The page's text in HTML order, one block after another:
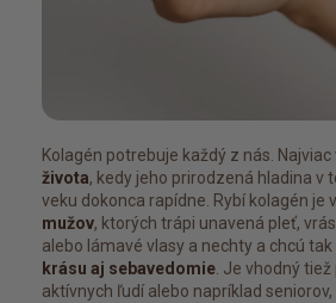
Kolagén potrebuje každý z nás. Najviac
života, kedy jeho prirodzená hladina v
veku dokonca rapídne. Rybí kolagén je
mužov, ktorých trápi unavená pleť,
alebo lámavé vlasy a nechty a chcú tak
krásu aj sebavedomie . Je vhodný
aktívnych ľudí alebo napríklad